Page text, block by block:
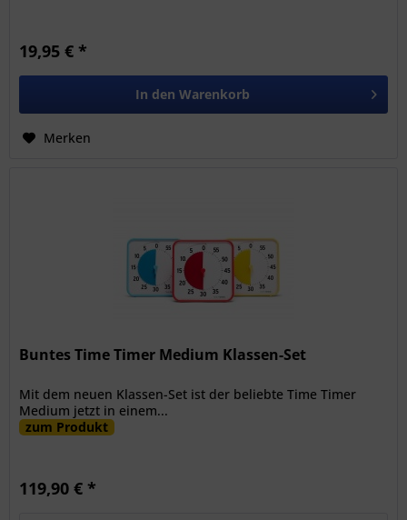
19,95 € *
In den Warenkorb
Merken
Buntes Time Timer Medium Klassen-Set
Mit dem neuen Klassen-Set ist der beliebte Time Timer
Medium jetzt in einem...
zum Produkt
119,90 € *